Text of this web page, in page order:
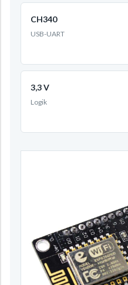
CH340
USB-UART
3,3 V
Logik